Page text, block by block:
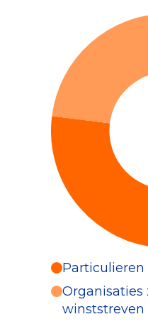
Deze
Particulieren
Organisaties
winststreven